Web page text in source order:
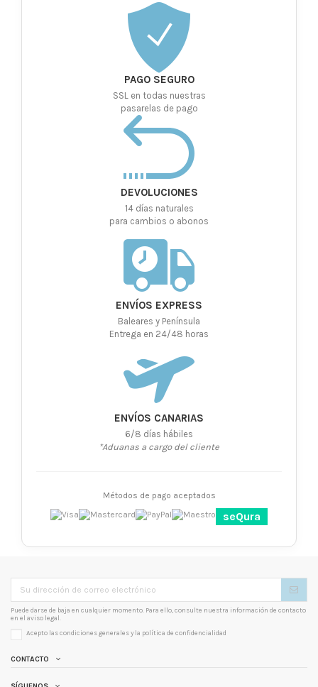
PAGO SEGURO
SSL en todas nuestras
pasarelas de pago
DEVOLUCIONES
14 días naturales
para cambios o abonos
ENVÍOS EXPRESS
Baleares y Península
Entrega en 24/48 horas
ENVÍOS CANARIAS
6/8 días hábiles
*Aduanas a cargo del cliente
Métodos de pago aceptados
seQura
Puede darse de baja en cualquier momento. Para ello, consulte nuestra información de contacto
en el aviso legal.
Acepto las condiciones generales y la política de confidencialidad
CONTACTO